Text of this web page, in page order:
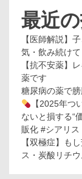
最近
【医師解説】
気・飲み続け
【抗不安薬】
薬です
糖尿病の薬で
【2025年つ
ないと損する“
販化 #シアリス
【双極症】も
ス・炭酸リチ